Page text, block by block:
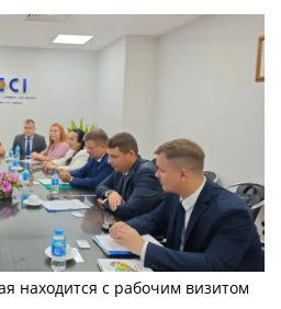
находится с рабочим визитом